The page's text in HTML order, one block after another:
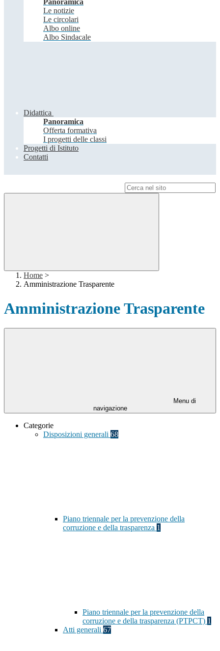
Panoramica
Le notizie
Le circolari
Albo online
Albo Sindacale
Didattica
Panoramica
Offerta formativa
I progetti delle classi
Progetti di Istituto
Contatti
Home >
Amministrazione Trasparente
Amministrazione Trasparente
Menu di
navigazione
Categorie
Disposizioni generali 68
Piano triennale per la prevenzione della
corruzione e della trasparenza 1
Piano triennale per la prevenzione della
corruzione e della trasparenza (PTPCT) 1
Atti generali 67